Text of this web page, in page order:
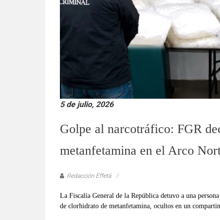
verificadas
instante,
como
un
análisis
serio
y
de
mismas.
5 de julio, 2026
Golpe al narcotráfico: FGR
metanfetamina en el Arco
Redacción Effetá
La Fiscalía General de la República detuvo a una
de clorhidrato de metanfetamina, ocultos en un